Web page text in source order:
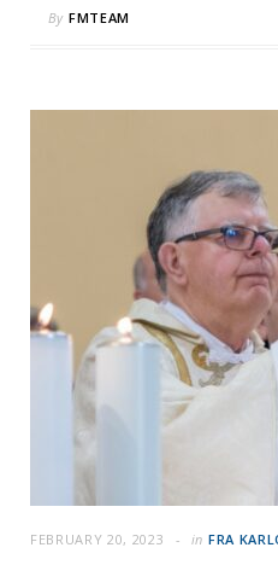
By FMTEAM
FEBRUARY 20, 2023 in FRA